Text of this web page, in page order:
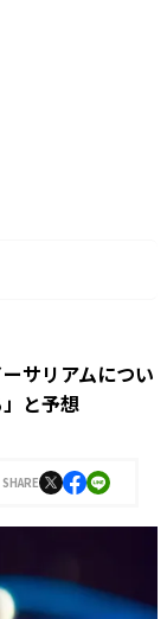
サリアムについ
と予想
SHARE